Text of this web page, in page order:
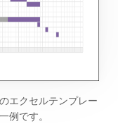
エクセルテンプレー
例です。